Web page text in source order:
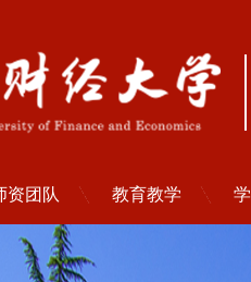
资团队 教育教学